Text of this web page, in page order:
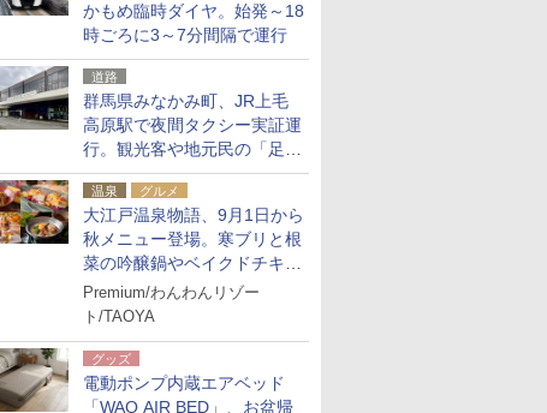
かもめ臨時ダイヤ。始発～18
時ごろに3～7分間隔で運行
道路
群馬県みなかみ町、JR上毛
高原駅で夜間タクシー実証運
行。観光客や地元民の「足が
ない」課題解消へ、木金土に
2台体制
温泉 グルメ
大江戸温泉物語、9月1日から
秋メニュー登場。寒ブリと根
菜の吟醸鍋やベイクドチキ
ン、ショコラ＆栗スイーツも
食べ放題に
Premium/わんわんリゾー
ト/TAOYA
グッズ
電動ポンプ内蔵エアベッド
「WAQ AIR BED」、お盆帰